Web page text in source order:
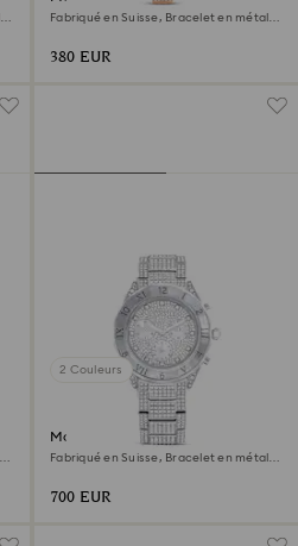
Fabriqué en Suisse, Bracelet en métal,
380 EUR
2 Couleurs
Montre Dextera lux
Fabriqué en Suisse, Bracelet en métal,
700 EUR